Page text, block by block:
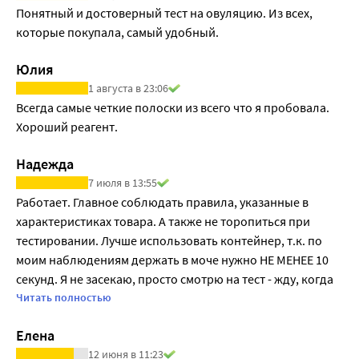
Если в течение трех-четырех менструальных циклов
увеличение ЛГ не обнаружено, обратитесь к врачу.
жидкости приблизительно за 2 часа до сбора мочи.
Потребление большого количества жидкости перед
тестированием приведет к разбавлению гормона в моче.
Принцип тестирования основан на определении
Чувствительность теста 25 мМЕ/мл ЛГ в моче. Обычно
овуляция наступает примерно от 24 до 48 часов после
начала повышения уровня ЛГ гормона. Этот промежуток
времени и есть наиболее благоприятный для зачатия
ребенка.
До того, как начать использовать тест, Вы должны
определить длину Вашего обычного менструального
цикла. Длинна цикла определяется как количество дней
до первого дня начала следующей менструации (этот
день не считается). Для более точного определения
Понятный и достоверный тест на овуляцию. Из всех,
которые покупала, самый удобный.
Юлия
1 августа в 23:06
Всегда самые четкие полоски из всего что я пробовала.
Хороший реагент.
Надежда
7 июля в 13:55
Работает. Главное соблюдать правила, указанные в
характеристиках товара. А также не торопиться при
тестировании. Лучше использовать контейнер, т.к. по
моим наблюдениям держать в моче нужно НЕ МЕНЕЕ 10
секунд. Я не засекаю, просто смотрю на тест - жду, когда
полоска вся станет влажной, потом только оставляю в
Читать полностью
Елена
12 июня в 11:23